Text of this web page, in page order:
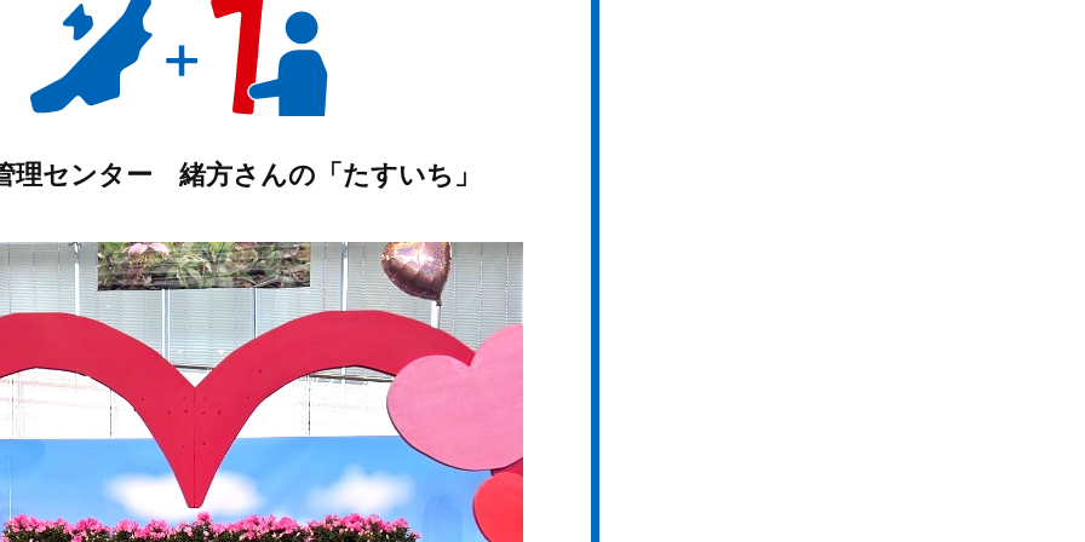
理センター 緒方さんの「たすいち」